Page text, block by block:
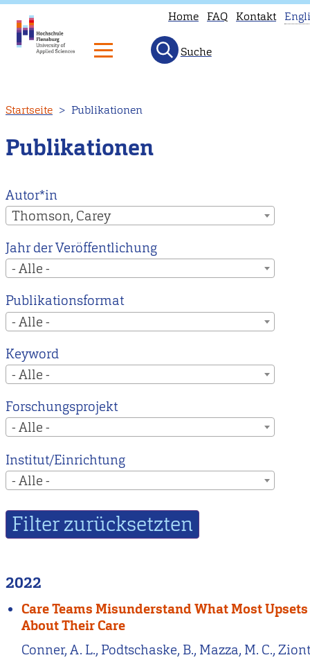
zum
Inhalt
Home FAQ Kontakt
Suche
Startseite Publikationen
Publikationen
Autor*in
Thomson, Carey
Jahr der Veröffentlichung
- Alle -
Publikationsformat
- Alle -
Keyword
- Alle -
Forschungsprojekt
- Alle -
Institut/Einrichtung
- Alle -
2022
Care Teams Misunderstand What Most
About Their Care
Conner, A. L., Podtschaske, B., Mazza, M. C.,